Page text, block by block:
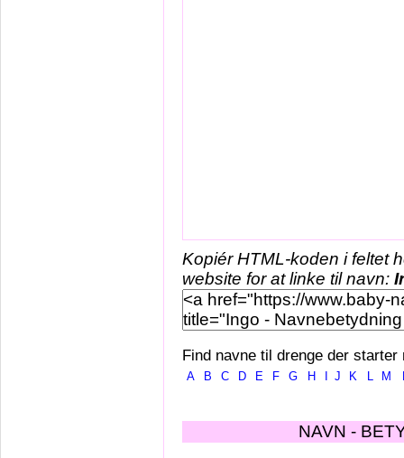
Kopiér HTML-koden i feltet
website for at linke til navn:
Find navne til drenge der starter
A B C D E F G H J K L M
NAVN -